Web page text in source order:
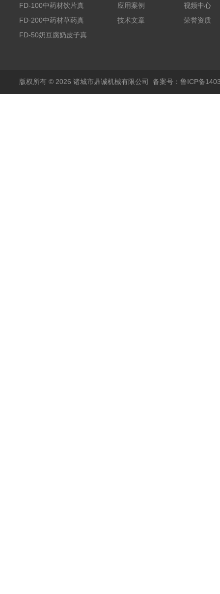
干机
FD-100中药材饮片真
空冻干机
FD-200中药材草药真
空冻干机
FD-50奶豆腐奶皮子真
应用案例
技术文章
视频中心
荣誉资质
版权所有 © 2026 诸城市鼎诚机械有限公司 备案号：鲁ICP备